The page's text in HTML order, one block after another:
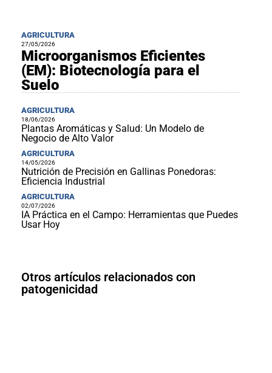
AGRICULTURA
27/05/2026
Microorganismos Eficientes
(EM): Biotecnología para el
Suelo
AGRICULTURA
18/06/2026
Plantas Aromáticas y Salud: Un Modelo de
Negocio de Alto Valor
AGRICULTURA
14/05/2026
Nutrición de Precisión en Gallinas Ponedoras:
Eficiencia Industrial
AGRICULTURA
02/07/2026
IA Práctica en el Campo: Herramientas que Puedes
Usar Hoy
Otros artículos relacionados con
patogenicidad